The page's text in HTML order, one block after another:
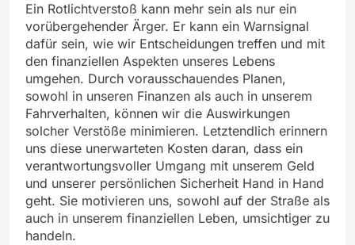
Ein Rotlichtverstoß kann mehr sein als nur ein
vorübergehender Ärger. Er kann ein Warnsignal
dafür sein, wie wir Entscheidungen treffen und mit
den finanziellen Aspekten unseres Lebens
umgehen. Durch vorausschauendes Planen,
sowohl in unseren Finanzen als auch in unserem
Fahrverhalten, können wir die Auswirkungen
solcher Verstöße minimieren. Letztendlich erinnern
uns diese unerwarteten Kosten daran, dass ein
verantwortungsvoller Umgang mit unserem Geld
und unserer persönlichen Sicherheit Hand in Hand
geht. Sie motivieren uns, sowohl auf der Straße als
auch in unserem finanziellen Leben, umsichtiger zu
handeln.